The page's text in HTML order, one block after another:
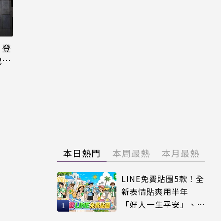
本日熱門 本周最熱 本月最熱
LINE免費貼圖5款！全
新表情貼爽用半年
「好人一生平安」、